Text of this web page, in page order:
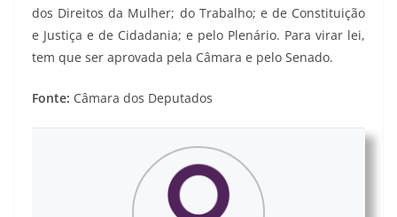
dos Direitos da Mulher; do Trabalho; e de Constituição
e Justiça e de Cidadania; e pelo Plenário. Para virar lei,
tem que ser aprovada pela Câmara e pelo Senado.
Fonte: Câmara dos Deputados